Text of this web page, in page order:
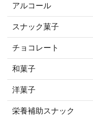
アルコール
スナック菓子
チョコレート
和菓子
洋菓子
栄養補助スナック